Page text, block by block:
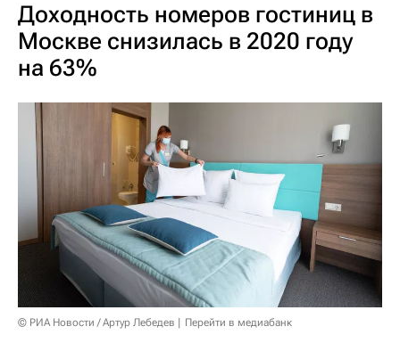
Доходность номеров гостиниц в
Москве снизилась в 2020 году
на 63%
© РИА Новости / Артур Лебедев Перейти в медиабанк